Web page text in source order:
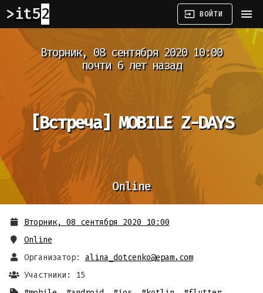
it52 input ВОЙТИ menu
Вторник, 08 сентября 2020 10:00
почти 6 лет назад
[Встреча] MOBILE Z-DAYS
Online
Вторник, 08 сентября 2020 10:00
Online
Организатор:
alina_dotcenko@epam.com
Участники: 15